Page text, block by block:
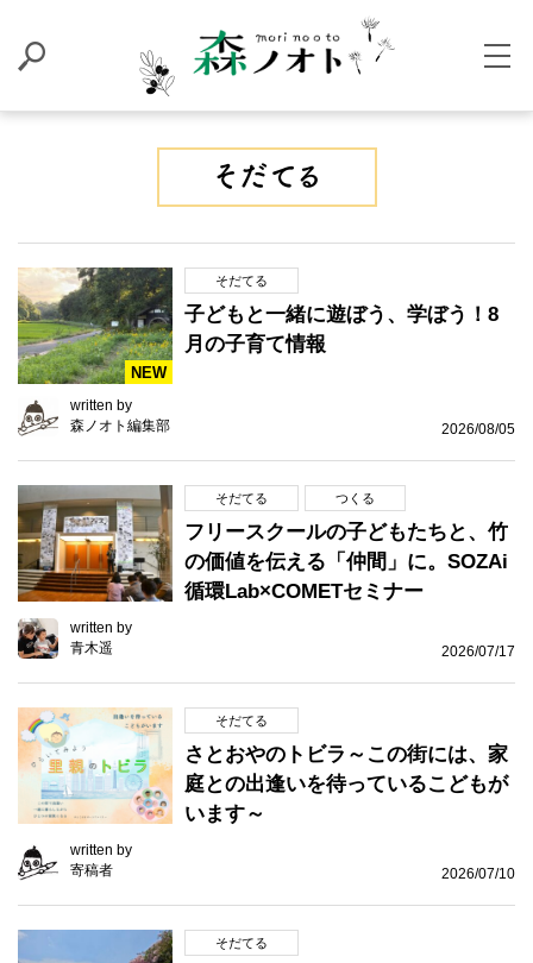
NEW
そだてる
子どもと一緒に遊ぼう、学ぼう！8
月の子育て情報
written by
森ノオト編集部
2026/08/05
そだてる つくる
フリースクールの子どもたちと、竹
の価値を伝える「仲間」に。SOZAi
循環Lab×COMETセミナー
written by
青木遥
2026/07/17
そだてる
さとおやのトビラ～この街には、家
庭との出逢いを待っているこどもが
います～
written by
寄稿者
2026/07/10
そだてる